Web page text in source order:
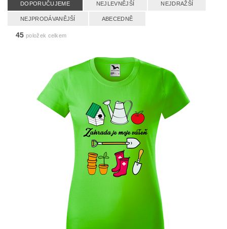
DOPORUČUJEME NEJLEVNĚJŠÍ NEJDRAŽŠÍ
NEJPRODÁVANĚJŠÍ ABECEDNĚ
45 položek celkem